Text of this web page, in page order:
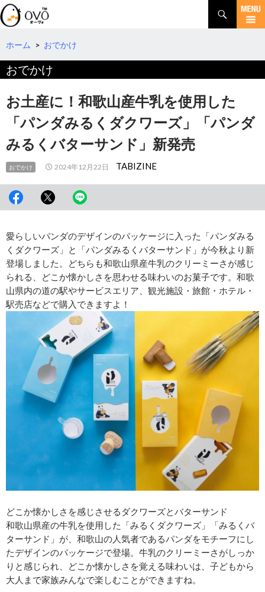
検
索
コ
テ
ツ
へ
動
ホーム > おでかけ
おでかけ
お土産に！和歌山産牛乳を使用した
「パンダみるくダクワーズ」「パンダ
みるくバターサンド」新発売
おでかけ 2024年12月22日 TABIZINE
愛らしいパンダのデザインのパッケージに入った「パンダみる
くダクワーズ」と「パンダみるくバターサンド」が今秋より新
登場しました。どちらも和歌山県産牛乳のクリーミーさが感じ
られる、どこか懐かしさを思わせる味わいのお菓子です。和歌
山県内の道の駅やサービスエリア、観光施設・旅館・ホテル・
駅売店などで購入できますよ！
どこか懐かしさを感じさせるダクワーズとバターサンド
和歌山県産の牛乳を使用した「みるくダクワーズ」「みるくバ
ターサンド」が、和歌山の人気者であるパンダをモチーフにし
たデザインのパッケージで登場。牛乳のクリーミーさがしっか
りと感じられ、どこか懐かしさを覚える味わいは、子どもから
大人まで家族みんなで楽しむことができますね。